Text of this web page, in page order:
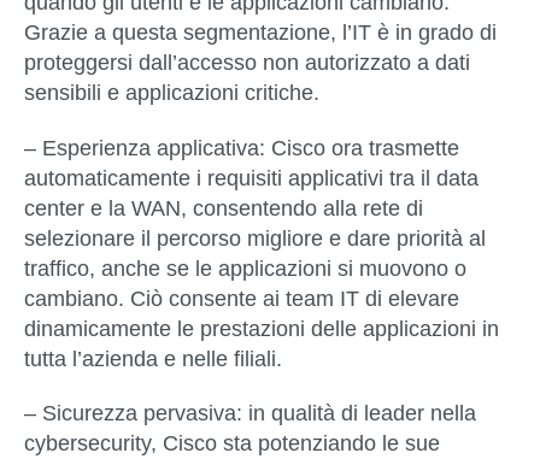
Grazie a questa segmentazione, l’IT è in grado di
proteggersi dall’accesso non autorizzato a dati
sensibili e applicazioni critiche.
– Esperienza applicativa: Cisco ora trasmette
automaticamente i requisiti applicativi tra il data
center e la WAN, consentendo alla rete di
selezionare il percorso migliore e dare priorità al
traffico, anche se le applicazioni si muovono o
cambiano. Ciò consente ai team IT di elevare
dinamicamente le prestazioni delle applicazioni in
tutta l’azienda e nelle filiali.
– Sicurezza pervasiva: in qualità di leader nella
cybersecurity, Cisco sta potenziando le sue